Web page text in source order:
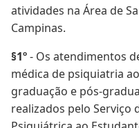
atividades na Área de
Campinas.
§1º- Os atendimentos
médica de psiquiatria
graduação e pós-
realizados pelo Serviço